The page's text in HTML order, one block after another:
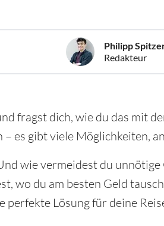
Philipp
Redakteur
fragst dich, wie du das mit
es gibt viele Möglichkeiten,
wie vermeidest du
wo du am besten Geld
perfekte Lösung für deine